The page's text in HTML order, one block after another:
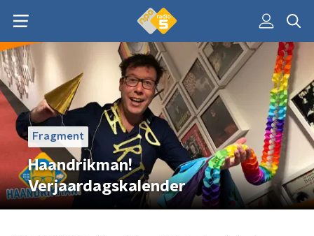
Fragment
Haandrikman!
Verjaardagskalender